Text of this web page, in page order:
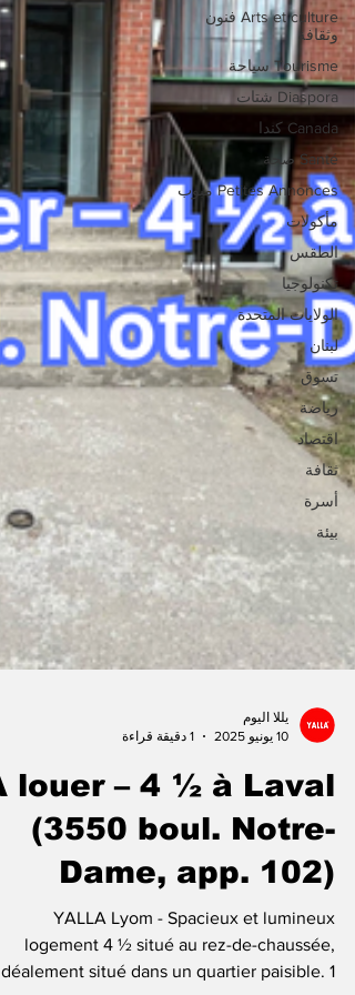
Arts et culture فنون
وثقافة
Tourisme سياحة
Diaspora شتات
Canada كندا
Santé صحة
Petites Annonces مبوب
مأكولات
الطقس
تكنولوجيا
الولايات المتحدة
لبنان
تسوق
رياضة
اقتصاد
ثقافة
أسرة
بيئة
يللا اليوم
louer – 4 ½ à Laval
(3550 boul. Notre-
YALLA Lyom - Spacieux et lumineux
logement 4 ½ situé au rez-de-chaussée,